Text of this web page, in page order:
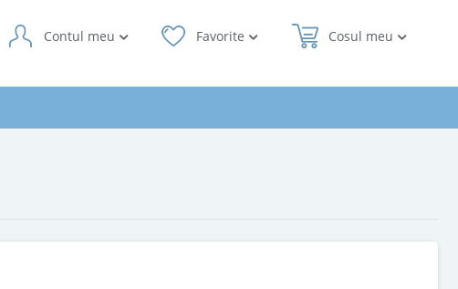
Cosul meu
Favorite
Contul meu